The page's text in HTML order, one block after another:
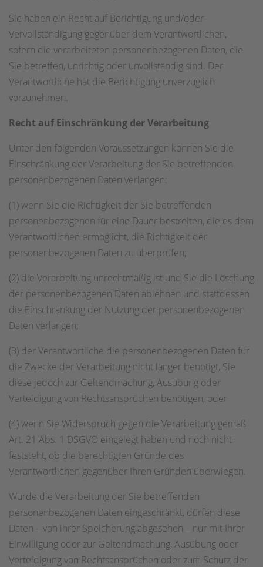
Sie haben ein Recht auf Berichtigung und/oder
Vervollständigung gegenüber dem Verantwortlichen,
sofern die verarbeiteten personenbezogenen Daten, die
Sie betreffen, unrichtig oder unvollständig sind. Der
Verantwortliche hat die Berichtigung unverzüglich
vorzunehmen.
Recht auf Einschränkung der Verarbeitung
Unter den folgenden Voraussetzungen können Sie die
Einschränkung der Verarbeitung der Sie betreffenden
personenbezogenen Daten verlangen:
(1) wenn Sie die Richtigkeit der Sie betreffenden
personenbezogenen für eine Dauer bestreiten, die es dem
Verantwortlichen ermöglicht, die Richtigkeit der
personenbezogenen Daten zu überprüfen;
(2) die Verarbeitung unrechtmäßig ist und Sie die Löschung
der personenbezogenen Daten ablehnen und stattdessen
die Einschränkung der Nutzung der personenbezogenen
Daten verlangen;
(3) der Verantwortliche die personenbezogenen Daten für
die Zwecke der Verarbeitung nicht länger benötigt, Sie
diese jedoch zur Geltendmachung, Ausübung oder
Verteidigung von Rechtsansprüchen benötigen, oder
(4) wenn Sie Widerspruch gegen die Verarbeitung gemäß
Art. 21 Abs. 1 DSGVO eingelegt haben und noch nicht
feststeht, ob die berechtigten Gründe des
Verantwortlichen gegenüber Ihren Gründen überwiegen.
Wurde die Verarbeitung der Sie betreffenden
personenbezogenen Daten eingeschränkt, dürfen diese
Daten – von ihrer Speicherung abgesehen – nur mit Ihrer
Einwilligung oder zur Geltendmachung, Ausübung oder
Verteidigung von Rechtsansprüchen oder zum Schutz der